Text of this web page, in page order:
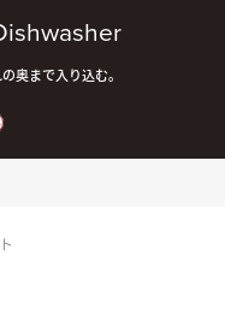
奥まで入り込む。